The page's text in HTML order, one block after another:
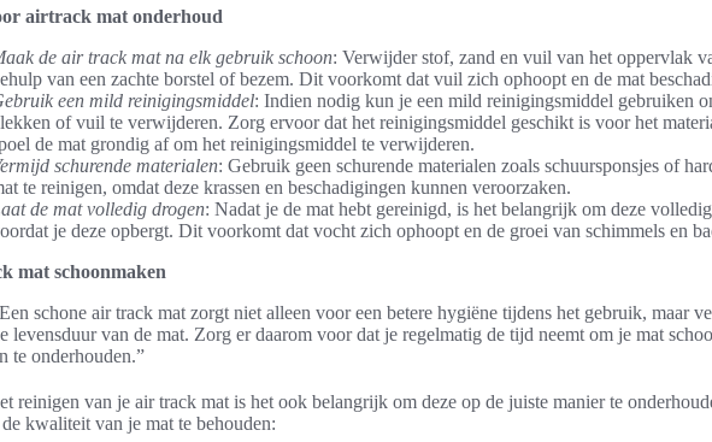
airtrack mat onderhoud
de air track mat na elk gebruik schoon: Verwijder stof, zand en vuil van het oppervlak
van een zachte borstel of bezem. Dit voorkomt dat vuil zich ophoopt en de mat
een mild reinigingsmiddel: Indien nodig kun je een mild reinigingsmiddel gebruiken
of vuil te verwijderen. Zorg ervoor dat het reinigingsmiddel geschikt is voor het
de mat grondig af om het reinigingsmiddel te verwijderen.
schurende materialen: Gebruik geen schurende materialen zoals schuursponsjes of
te reinigen, omdat deze krassen en beschadigingen kunnen veroorzaken.
de mat volledig drogen: Nadat je de mat hebt gereinigd, is het belangrijk om deze
je deze opbergt. Dit voorkomt dat vocht zich ophoopt en de groei van schimmels en
mat schoonmaken
schone air track mat zorgt niet alleen voor een betere hygiëne tijdens het gebruik, maar
levensduur van de mat. Zorg er daarom voor dat je regelmatig de tijd neemt om je mat
te onderhouden.”
reinigen van je air track mat is het ook belangrijk om deze op de juiste manier te
kwaliteit van je mat te behouden: